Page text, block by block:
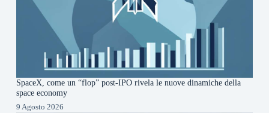
SpaceX, come un “flop” post-IPO rivela le nuove dinamiche della
space economy
9 Agosto 2026